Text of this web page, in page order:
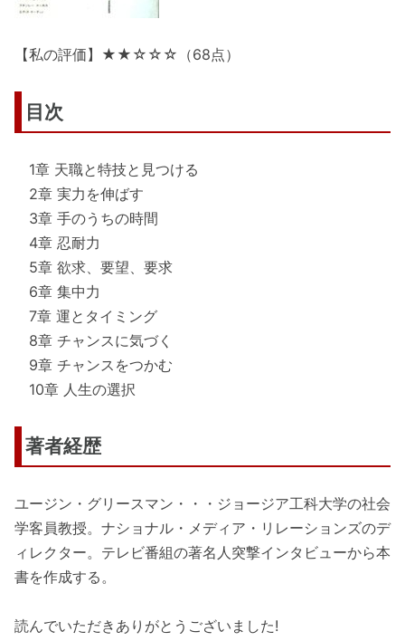
【私の評価】★★☆☆☆（68点）
目次
1章 天職と特技と見つける
2章 実力を伸ばす
3章 手のうちの時間
4章 忍耐力
5章 欲求、要望、要求
6章 集中力
7章 運とタイミング
8章 チャンスに気づく
9章 チャンスをつかむ
10章 人生の選択
著者経歴
ユージン・グリースマン・・・ジョージア工科大学の社会
学客員教授。ナショナル・メディア・リレーションズのデ
ィレクター。テレビ番組の著名人突撃インタビューから本
書を作成する。
読んでいただきありがとうございました!